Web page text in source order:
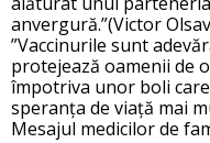
anvergură.”(Victor
”Vaccinurile sunt
protejează oamenii de
împotriva unor boli
speranța de viață mai
Mesajul medicilor de